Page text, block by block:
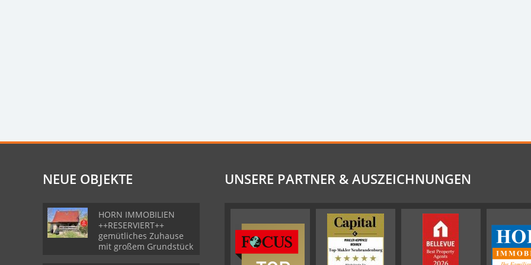
NEUE OBJEKTE
HORN IMMOBILIEN
++RESERVIERT++
gemütliches Zuhause
mit großem Grundstück
UNSERE PARTNER & AUSZEICHNUNGEN